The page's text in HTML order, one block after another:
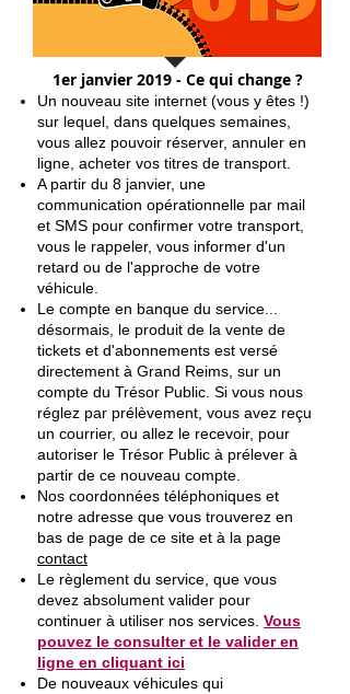
1er janvier 2019 - Ce qui change ?
Un nouveau site internet (vous y êtes !)
sur lequel, dans quelques semaines,
vous allez pouvoir réserver, annuler en
ligne, acheter vos titres de transport.
A partir du 8 janvier, une
communication opérationnelle par mail
et SMS pour confirmer votre transport,
vous le rappeler, vous informer d'un
retard ou de l'approche de votre
véhicule.
Le compte en banque du service...
désormais, le produit de la vente de
tickets et d'abonnements est versé
directement à Grand Reims, sur un
compte du Trésor Public. Si vous nous
réglez par prélèvement, vous avez reçu
un courrier, ou allez le recevoir, pour
autoriser le Trésor Public à prélever à
partir de ce nouveau compte.
Nos coordonnées téléphoniques et
notre adresse que vous trouverez en
bas de page de ce site et à la page
contact
Le règlement du service, que vous
devez absolument valider pour
continuer à utiliser nos services. Vous
pouvez le consulter et le valider en
ligne en cliquant ici
De nouveaux véhicules qui